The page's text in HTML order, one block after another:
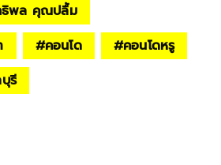
พล คุณปลื้ม
#คอนโด #คอนโดหรู
รี